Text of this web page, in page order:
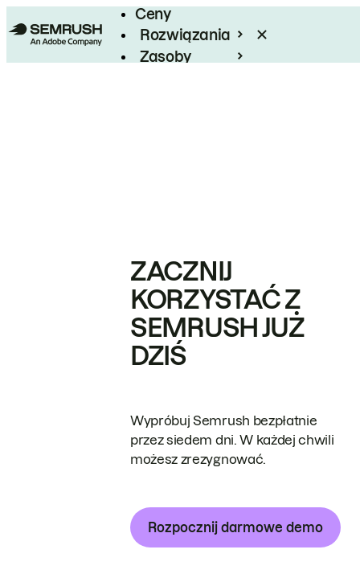
Ceny
Rozwiązania
Zasoby
ZACZNIJ
KORZYSTAĆ Z
SEMRUSH JUŻ
DZIŚ
Wypróbuj Semrush bezpłatnie
przez siedem dni. W każdej chwili
możesz zrezygnować.
Rozpocznij darmowe demo